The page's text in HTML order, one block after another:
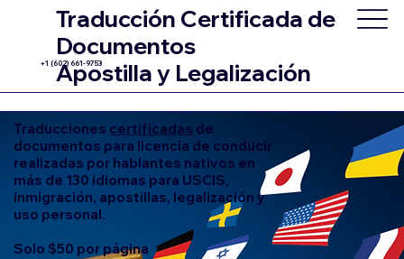
Traducción Certificada de
Documentos
Apostilla y Legalización
+1 (602) 661-9753
Traducciones certificadas de
documentos para licencia de conducir
realizadas por hablantes nativos en
más de 130 idiomas para USCIS,
inmigración, apostillas, legalización y
uso personal.
Solo $50 por página